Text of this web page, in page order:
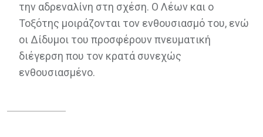
την αδρεναλίνη στη σχέση. Ο Λέων και ο
Τοξότης μοιράζονται τον ενθουσιασμό του, ενώ
οι Δίδυμοι του προσφέρουν πνευματική
διέγερση που τον κρατά συνεχώς
ενθουσιασμένο.